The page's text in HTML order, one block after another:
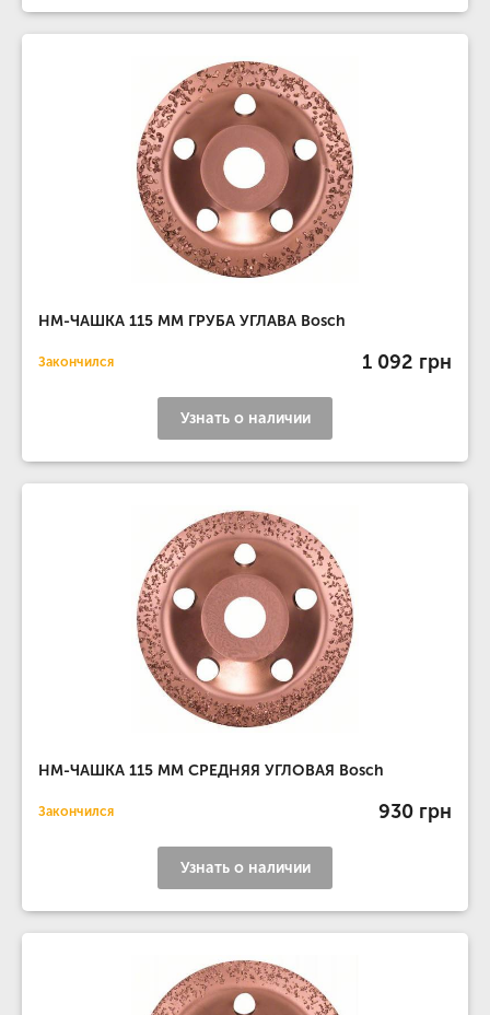
НМ-ЧАШКА 115 ММ ГРУБА УГЛАВА Bosch
Закончился 1 092 грн
Узнать о наличии
НМ-ЧАШКА 115 ММ СРЕДНЯЯ УГЛОВАЯ Bosch
Закончился 930 грн
Узнать о наличии